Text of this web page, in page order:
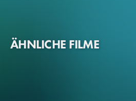
ÄHNLICHE FILME